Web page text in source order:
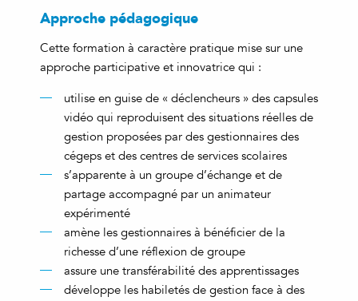
Approche pédagogique
Cette formation à caractère pratique mise sur une
approche participative et innovatrice qui :
utilise en guise de « déclencheurs » des capsules
vidéo qui reproduisent des situations réelles de
gestion proposées par des gestionnaires des
cégeps et des centres de services scolaires
s’apparente à un groupe d’échange et de
partage accompagné par un animateur
expérimenté
amène les gestionnaires à bénéficier de la
richesse d’une réflexion de groupe
assure une transférabilité des apprentissages
développe les habiletés de gestion face à des